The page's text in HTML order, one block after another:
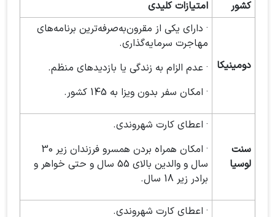
کشور امتیازات کلیدی
دومینیکا
· دارای یکی از مقرون‌به‌صرفه‌ترین برنامه‌های
مهاجرت سرمایه‌گذاری.
· عدم الزام به زندگی یا بازدید‌های منظم.
· امکان سفر بدون ویزا به 145 کشور.
سنت
لوسیا
· اعطای کارت شهروندی.
· امکان همراه بردن همسرو فرزندان زیر 30
سال و والدین بالای 55 سال و حتی خواهر و
برادر زیر 18 سال.
· اعطای کارت شهروندی.